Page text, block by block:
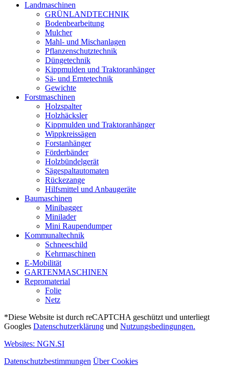
Landmaschinen
GRÜNLANDTECHNIK
Bodenbearbeitung
Mulcher
Mahl- und Mischanlagen
Pflanzenschutztechnik
Düngetechnik
Kippmulden und Traktoranhänger
Sä- und Erntetechnik
Gewichte
Forstmaschinen
Holzspalter
Holzhäcksler
Kippmulden und Traktoranhänger
Wippkreissägen
Forstanhänger
Förderbänder
Holzbündelgerät
Sägespaltautomaten
Rückezange
Hilfsmittel und Anbaugeräte
Baumaschinen
Minibagger
Minilader
Mini Raupendumper
Kommunaltechnik
Schneeschild
Kehrmaschinen
E-Mobilität
GARTENMASCHINEN
Repromaterial
Folie
Netz
*Diese Website ist durch reCAPTCHA geschützt und unterliegt
Googles Datenschutzerklärung und Nutzungsbedingungen.
Websites: NGN.SI
Datenschutzbestimmungen Über Cookies